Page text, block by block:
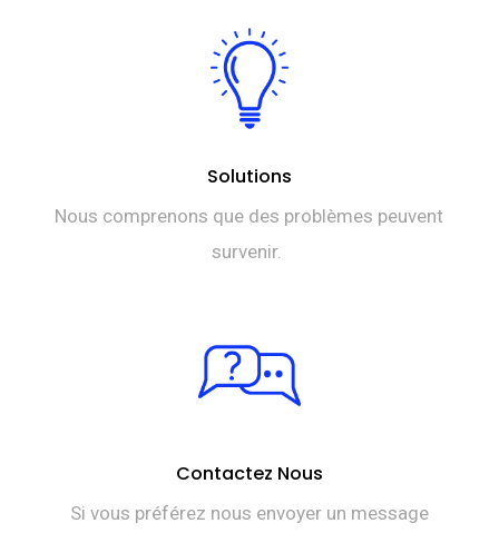
Solutions
Nous comprenons que des problèmes peuvent
survenir.
Contactez Nous
Si vous préférez nous envoyer un message